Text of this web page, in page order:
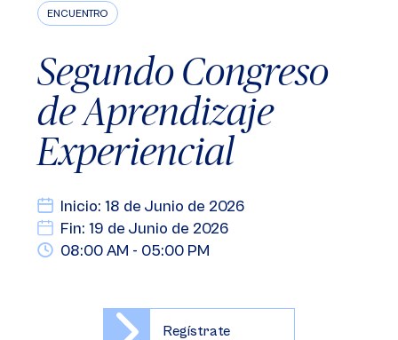
ENCUENTRO
Segundo Congreso
de Aprendizaje
Experiencial
Inicio: 18 de Junio de 2026
Fin: 19 de Junio de 2026
08:00 AM - 05:00 PM
Regístrate